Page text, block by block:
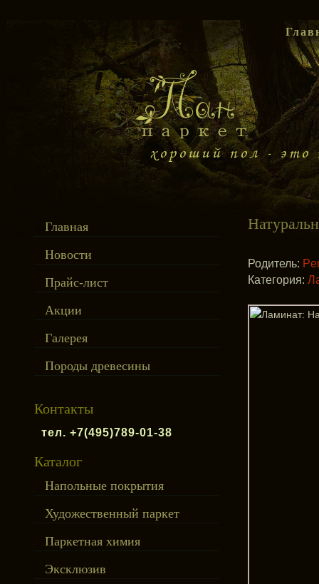
Главная
Новости
Прайс-лист
Акции
Галерея
Породы древесины
Контакты
тел. +7(495)789-01-38
Каталог
Напольные покрытия
Художественный паркет
Паркетная химия
Эксклюзив
Родитель:
Категория: